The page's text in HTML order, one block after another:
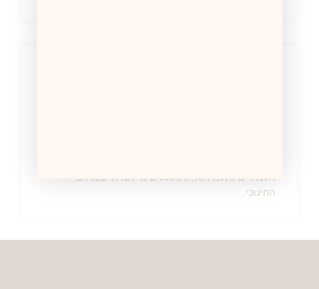
תלמידים ותלמידות, ותחולל שינוי אמיתי במרחב
החינוכי.